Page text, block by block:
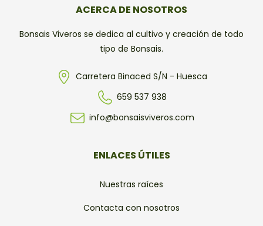
ACERCA DE NOSOTROS
Bonsais Viveros se dedica al cultivo y creación de todo
tipo de Bonsais.
Carretera Binaced S/N - Huesca
659 537 938
info@bonsaisviveros.com
ENLACES ÚTILES
Nuestras raíces
Contacta con nosotros